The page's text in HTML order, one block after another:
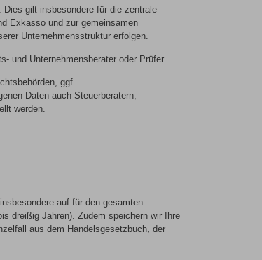
Dies gilt insbesondere für die zentrale
Exkasso und zur gemeinsamen
Unternehmensstruktur erfolgen.
und Unternehmensberater oder Prüfer.
ggf.
Daten auch Steuerberatern,
werden.
auf für den gesamten
dreißig Jahren). Zudem speichern wir Ihre
aus dem Handelsgesetzbuch, der